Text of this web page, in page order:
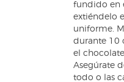
fundido en
extiéndelo
uniforme.
durante 10
el
Asegúrate
todo o las